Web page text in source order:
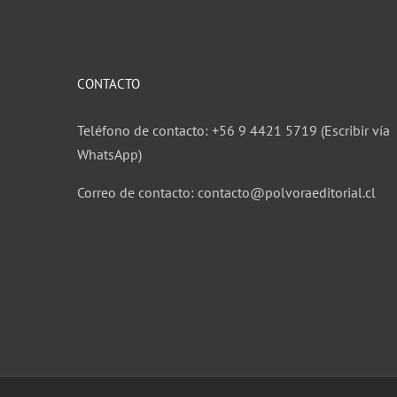
CONTACTO
Teléfono de contacto: +56 9 4421 5719 (Escribir vía
WhatsApp)
Correo de contacto: contacto@polvoraeditorial.cl